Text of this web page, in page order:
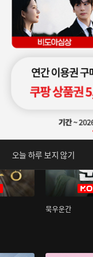
묵우운간
오늘 하루 보지 않기